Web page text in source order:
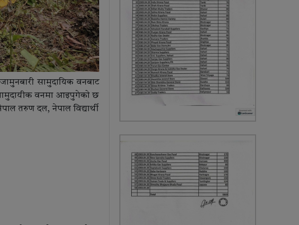
सामुदायिक वनबाट
सामुदायीक वनमा आइपुगेकाे छ
तरुण दल, नेपाल विद्यार्थी